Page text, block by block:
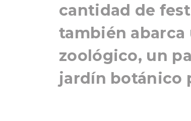
cantidad de
también
zoológico, un
jardín botánico